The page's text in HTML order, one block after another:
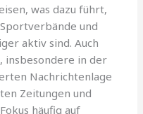
was dazu führt,
und
aktiv sind. Auch
, insbesondere in der
Nachrichtenlage
Zeitungen und
häufig auf